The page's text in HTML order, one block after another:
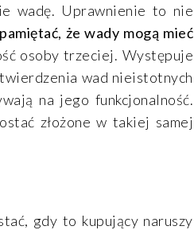
wadę. Uprawnienie to nie
że wady mogą mieć
osoby trzeciej. Występuje
wad nieistotnych
na jego funkcjonalność.
złożone w takiej samej
gdy to kupujący naruszy